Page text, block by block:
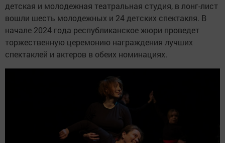
детская и молодежная театральная студия, в лонг-лист
вошли шесть молодежных и 24 детских спектакля. В
начале 2024 года республиканское жюри проведет
торжественную церемонию награждения лучших
спектаклей и актеров в обеих номинациях.